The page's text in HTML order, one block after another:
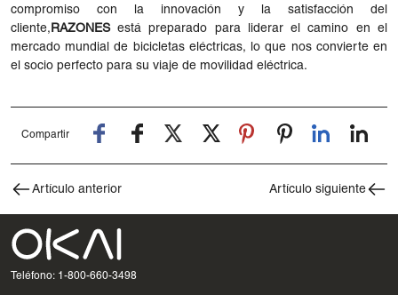
compromiso con la innovación y la satisfacción del
cliente, RAZONES está preparado para liderar el camino en el
mercado mundial de bicicletas eléctricas, lo que nos convierte en
el socio perfecto para su viaje de movilidad eléctrica.
Compartir
Artículo anterior Artículo siguiente
Teléfono: 1-800-660-3498